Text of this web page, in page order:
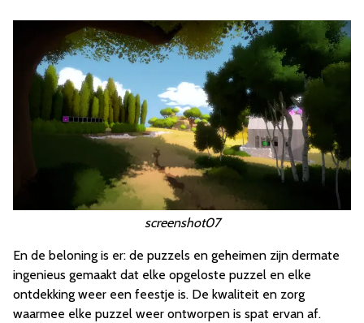
screenshot07
En de beloning is er: de puzzels en geheimen zijn dermate
ingenieus gemaakt dat elke opgeloste puzzel en elke
ontdekking weer een feestje is. De kwaliteit en zorg
waarmee elke puzzel weer ontworpen is spat ervan af.